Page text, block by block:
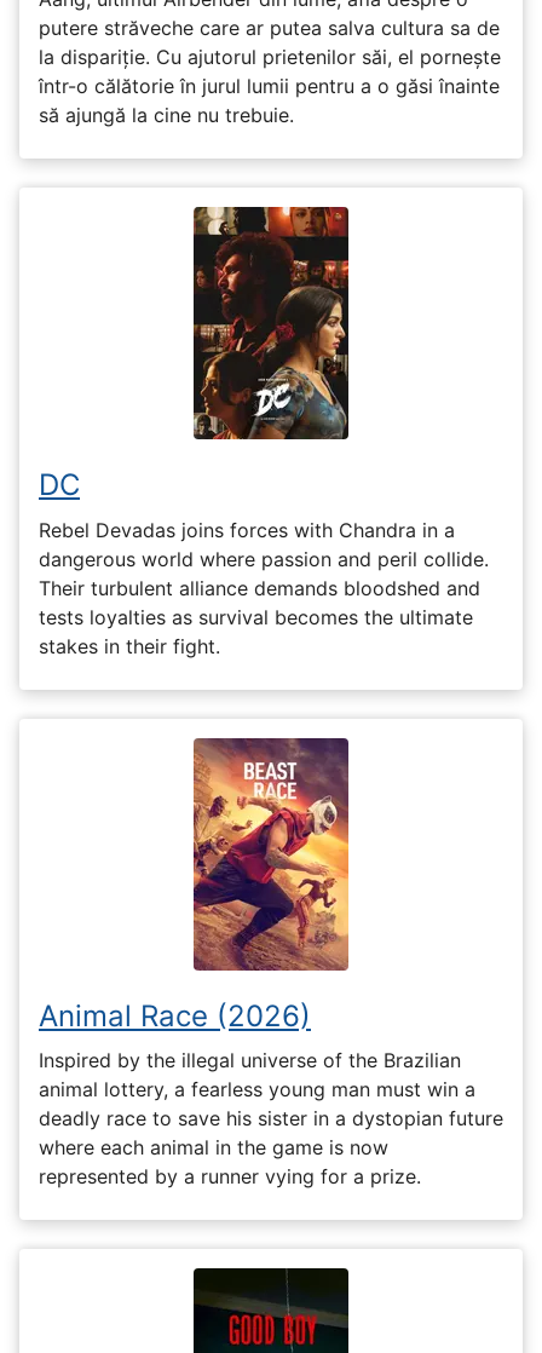
putere străveche care ar putea salva cultura sa de
la dispariție. Cu ajutorul prietenilor săi, el pornește
într-o călătorie în jurul lumii pentru a o găsi înainte
să ajungă la cine nu trebuie.
DC
Rebel Devadas joins forces with Chandra in a
dangerous world where passion and peril collide.
Their turbulent alliance demands bloodshed and
tests loyalties as survival becomes the ultimate
stakes in their fight.
Animal Race (2026)
Inspired by the illegal universe of the Brazilian
animal lottery, a fearless young man must win a
deadly race to save his sister in a dystopian future
where each animal in the game is now
represented by a runner vying for a prize.